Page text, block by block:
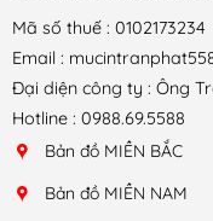
Mã số thuế : 0102173234
Email :
Đại diện công ty : Ông
Hotline : 0988.69.5588
Bản đồ MIỀN BẮC
Bản đồ MIỀN NAM